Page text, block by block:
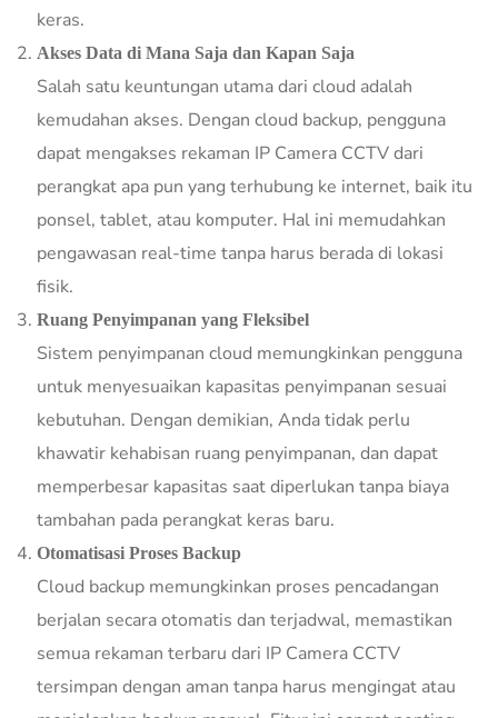
keras.
Akses Data di Mana Saja dan Kapan Saja
Salah satu keuntungan utama dari cloud adalah
kemudahan akses. Dengan cloud backup, pengguna
dapat mengakses rekaman IP Camera CCTV dari
perangkat apa pun yang terhubung ke internet, baik itu
ponsel, tablet, atau komputer. Hal ini memudahkan
pengawasan real-time tanpa harus berada di lokasi
fisik.
Ruang Penyimpanan yang Fleksibel
Sistem penyimpanan cloud memungkinkan pengguna
untuk menyesuaikan kapasitas penyimpanan sesuai
kebutuhan. Dengan demikian, Anda tidak perlu
khawatir kehabisan ruang penyimpanan, dan dapat
memperbesar kapasitas saat diperlukan tanpa biaya
tambahan pada perangkat keras baru.
Otomatisasi Proses Backup
Cloud backup memungkinkan proses pencadangan
berjalan secara otomatis dan terjadwal, memastikan
semua rekaman terbaru dari IP Camera CCTV
tersimpan dengan aman tanpa harus mengingat atau